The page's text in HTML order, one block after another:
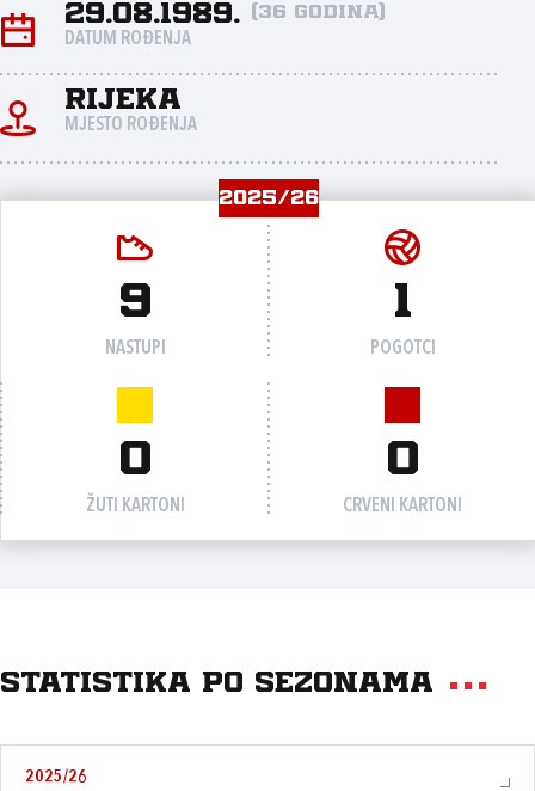
29.08.1989. (36 godina)
DATUM ROĐENJA
Rijeka
MJESTO ROĐENJA
2025/26
9
NASTUPI
1
POGOTCI
0
ŽUTI KARTONI
0
CRVENI KARTONI
Statistika po sezonama
2025/26